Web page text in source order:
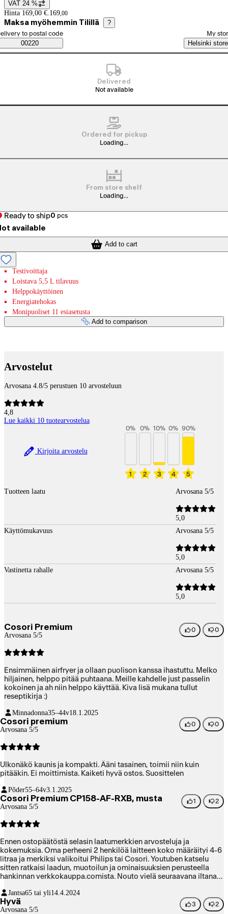
Price details
VAT 24 %
Hinta 169,00 €. 169,00
Maksa myöhemmin Tilillä ?
Saatavuustiedot
order method
to postal code
00220
My
Helsinki store
Delivered
Not available
Ordered for pickup
Loading...
From store shelf
Loading...
Ready to ship0 pcs
available
Add to cart
Testivoittaja
Loistava 5,5 L tilavuus
Helppokäyttöinen
Energiatehokas
Monipuoliset 11 esiasetusta
Add to comparison
Arvostelut
Arvosana 4.8/5 perustuen 10 arvosteluun
4,8
Lue kaikki 10 tuotearvostelua
Kirjoita arvostelu
1
0%
2
0%
3
10%
4
0%
5
90%
Tuotteen laatu Arvosana 5/5
5,0
Käyttömukavuus
Arvosana 5/5
5,0
Vastinetta rahalle
Arvosana 5/5
5,0
Cosori Premium
Arvosana 5/5
0 0
Ensimmäinen airfryer ja ollaan puolison kanssa ihastuttu. Melko
hiljainen, helppo pitää puhtaana. Meille kahdelle just passelin
kokoinen ja ah niin helppo käyttää. Kiva lisä mukana tullut
reseptikirja :)
Minnadonna35–44v18.1.2025
Cosori premium
Arvosana 5/5
0 0
Ulkonäkö kaunis ja kompakti. Ääni tasainen, toimii niin kuin
pitääkin. Ei moittimista. Kaiketi hyvä ostos. Suosittelen
Põder55–64v3.1.2025
Cosori Premium CP158-AF-RXB, musta
Arvosana 5/5
1 2
Ennen ostopäätöstä selasin laatumerkkien arvosteluja ja
kokemuksia. Oma perheeni 2 henkilöä laitteen koko määräityi 4-6
litraa ja merkiksi valikoitui Philips tai Cosori. Youtuben katselu
sitten ratkaisi laadun, muotoilun ja ominaisuuksien perusteella
hankinnan verkkokauppa.comista. Nouto vielä seuraavana iltana
pikkurahalla.
Jantsa65 tai yli14.4.2024
Hyvä
Arvosana 5/5
3 2